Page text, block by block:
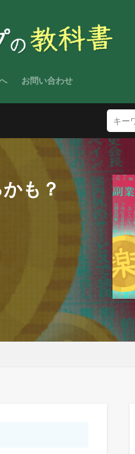
お問い合わせ
も？